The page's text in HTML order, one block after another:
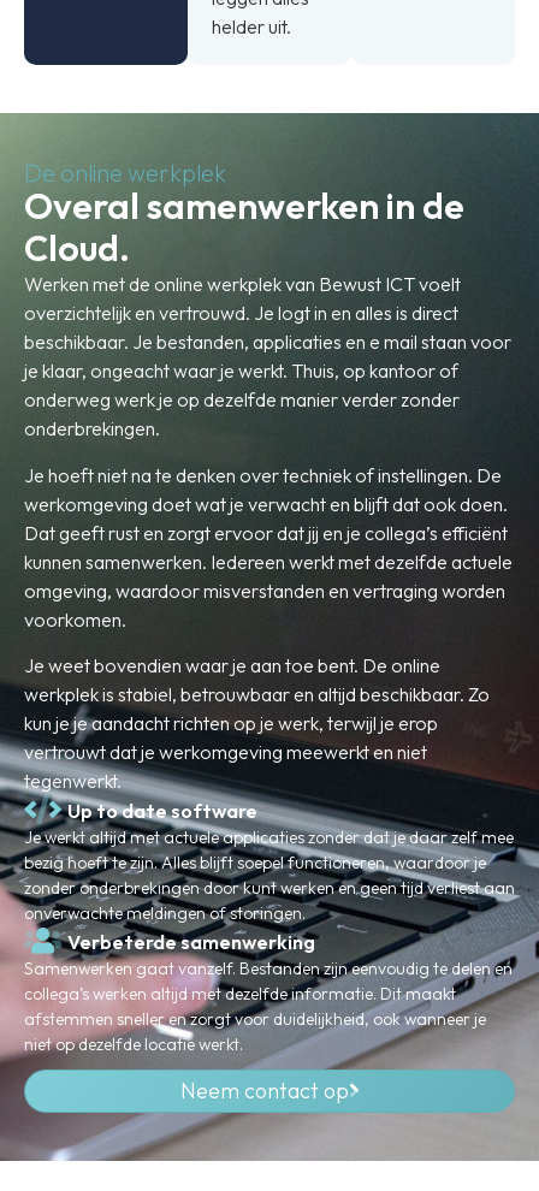
helder uit.
De online werkplek
Overal samenwerken in de
Cloud.
Werken met de online werkplek van Bewust ICT voelt
overzichtelijk en vertrouwd. Je logt in en alles is direct
beschikbaar. Je bestanden, applicaties en e mail staan voor
je klaar, ongeacht waar je werkt. Thuis, op kantoor of
onderweg werk je op dezelfde manier verder zonder
onderbrekingen.
Je hoeft niet na te denken over techniek of instellingen. De
werkomgeving doet wat je verwacht en blijft dat ook doen.
Dat geeft rust en zorgt ervoor dat jij en je collega’s efficiënt
kunnen samenwerken. Iedereen werkt met dezelfde actuele
omgeving, waardoor misverstanden en vertraging worden
voorkomen.
Je weet bovendien waar je aan toe bent. De online
werkplek is stabiel, betrouwbaar en altijd beschikbaar. Zo
kun je je aandacht richten op je werk, terwijl je erop
vertrouwt dat je werkomgeving meewerkt en niet
tegenwerkt.
Up to date software
Je werkt altijd met actuele applicaties zonder dat je daar zelf mee
bezig hoeft te zijn. Alles blijft soepel functioneren, waardoor je
zonder onderbrekingen door kunt werken en geen tijd verliest aan
onverwachte meldingen of storingen.
Verbeterde samenwerking
Samenwerken gaat vanzelf. Bestanden zijn eenvoudig te delen en
collega’s werken altijd met dezelfde informatie. Dit maakt
afstemmen sneller en zorgt voor duidelijkheid, ook wanneer je
niet op dezelfde locatie werkt.
Neem contact op